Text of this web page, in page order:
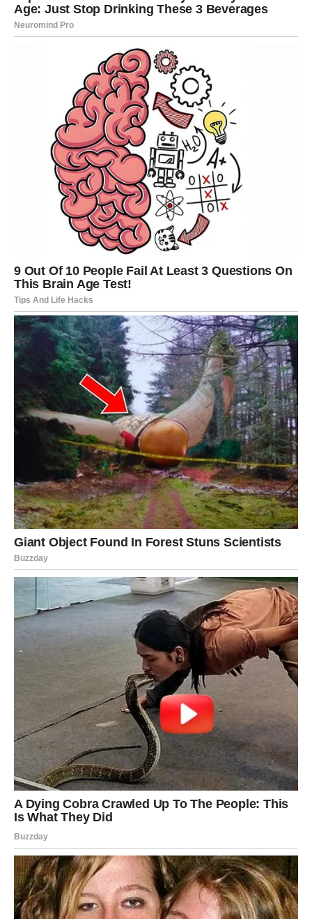
od riječi, a srce će početi kucati brže nego inače.
Za Ovnove koji su već u vezi slijedi period obnove
emocija. Problemi koji su se gomilali polako odlaze u
drugi plan. Partner pokazuje više pažnje, razumijevanja i
nježnosti. Mnogi Ovnovi će shvatiti da pored sebe imaju
osobu koja ih iskreno voli, ali čiju su ljubav možda uzimali
zdravo za gotovo.
Posebno zanimljiv period očekuje slobodne Ovnove.
Jedna poruka, slučajan susret ili poziv mogli bi pokrenuti
priču koja će obilježiti naredne mjesece. Ljubav dolazi
brzo, snažno i bez upozorenja.
Sudbina Ovnovima poručuje da ne zatvaraju srce zbog
starih razočaranja. Ono što dolazi nema veze s prošlošću.
Ovo je nova prilika za sreću.
VAGA – OSTVARENJE
LJUBAVNIH SNOVA
Vage su znak koji vjeruje u ljubav više nego većina drugih
znakova Zodijaka. One traže sklad, nježnost,
razumijevanje i osjećaj pripadnosti. Međutim, mnoge
Vage su u posljednje vrijeme prolazile kroz period
sumnji, neizvjesnosti i emocionalnih preispitivanja.
Zvijezde sada donose potpuno drugačiju energiju.
Pred Vagama je vrijeme u kojem će ljubav konačno početi
uzvraćati sve ono što su davale drugima. Mnoge Vage će
osjetiti kako se njihov život mijenja zahvaljujući jednoj
osobi koja ulazi u njihov svijet.
Ako ste slobodni, postoji velika mogućnost da upoznate
nekoga tko će vas osvojiti svojom iskrenošću. Neće biti
potrebe za igrama, skrivanjem osjećaja ili nagađanjem.
Sve će djelovati prirodno i lako, kao da je sudbina
unaprijed pripremila taj susret.
Neke Vage očekuje i povratak osobe iz prošlosti.
Međutim, ovaj put okolnosti su drugačije. Ono što ranije
nije moglo uspjeti sada dobija novu priliku. Zvijezde
pokazuju da će mnogi razgovori donijeti odgovore koje
su dugo čekali.
Za zauzete Vage slijedi period romantike. Partner će
pokazati više emocija, a odnos će postati dublji i iskreniji.
Mogući su zajednički planovi za budućnost, razgovori o
ozbiljnim koracima i osjećaj sigurnosti koji je dugo